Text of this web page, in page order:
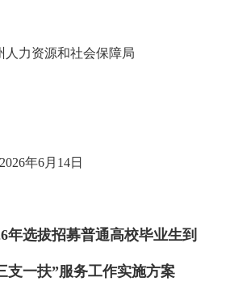
源和社会保障局
月14日
年选拔招募普通高校毕业生到
支一扶”服务工作实施方案